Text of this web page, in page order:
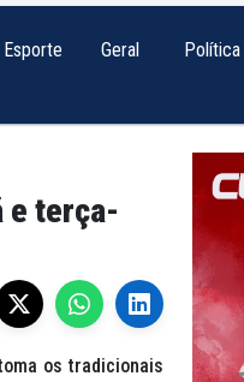
Esporte Geral Política
e terça-
os tradicionais